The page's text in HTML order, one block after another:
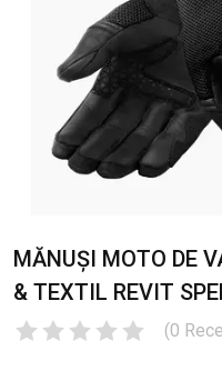
MĂNUȘI MOTO DE
& TEXTIL REVIT
(0